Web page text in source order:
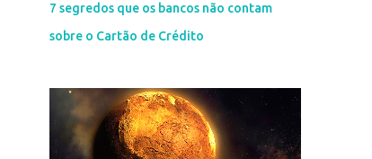
7 segredos que os bancos não contam
sobre o Cartão de Crédito